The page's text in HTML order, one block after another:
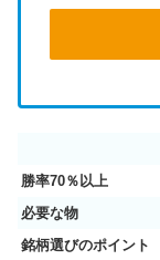
勝率70％以上
必要な物
銘柄選びのポイント